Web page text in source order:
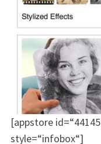
[appstore
style=“infobox“]